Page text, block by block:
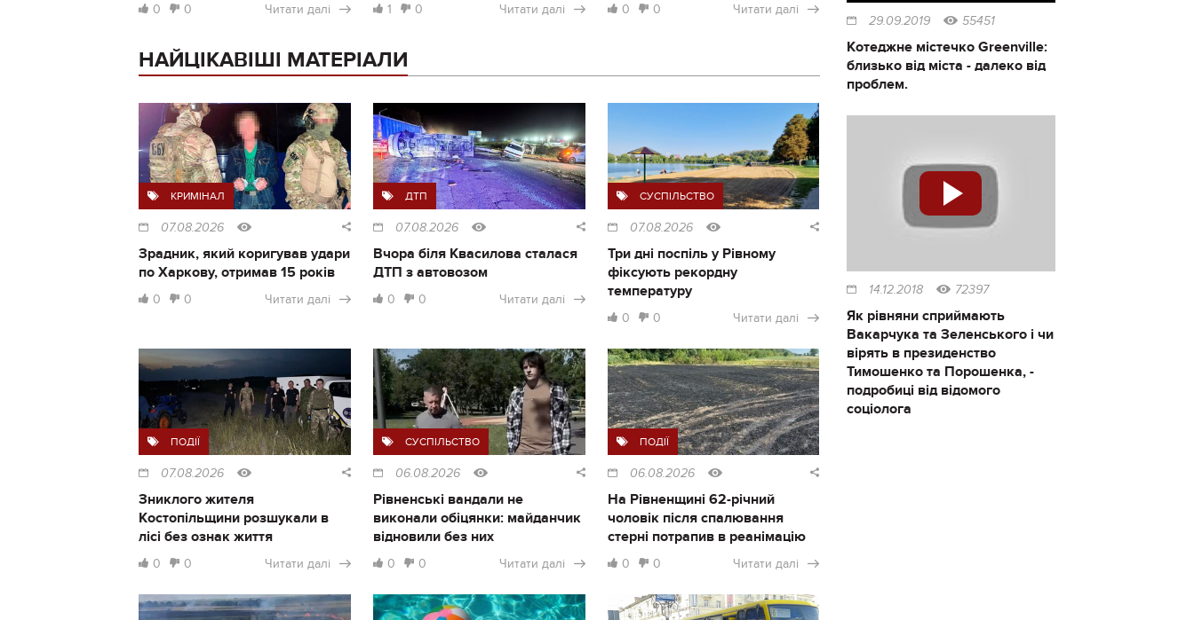
0 0 Читати далі 1 0 Читати далі 0 0 Читати далі
НАЙЦІКАВІШІ МАТЕРІАЛИ
КРИМІНАЛ
07.08.2026
Зрадник, який коригував удари
по Харкову, отримав 15 років
0 0 Читати далі
ДТП
07.08.2026
Вчора біля Квасилова сталася
ДТП з автовозом
0 0 Читати далі
СУСПІЛЬСТВО
07.08.2026
Три дні поспіль у Рівному
фіксують рекордну
температуру
0 0 Читати далі
ПОДІЇ
07.08.2026
Зниклого жителя
Костопільщини розшукали в
лісі без ознак життя
0 0 Читати далі
СУСПІЛЬСТВО
06.08.2026
Рівненські вандали не
виконали обіцянки: майданчик
відновили без них
0 0 Читати далі
ПОДІЇ
06.08.2026
На Рівненщині 62-річний
чоловік після спалювання
стерні потрапив в реанімацію
0 0 Читати далі
29.09.2019 55451
Котеджне містечко Greenville:
близько від міста - далеко від
проблем.
14.12.2018 72397
Як рівняни сприймають
Вакарчука та Зеленського і чи
вірять в президенство
Тимошенко та Порошенка, -
подробиці від відомого
соціолога